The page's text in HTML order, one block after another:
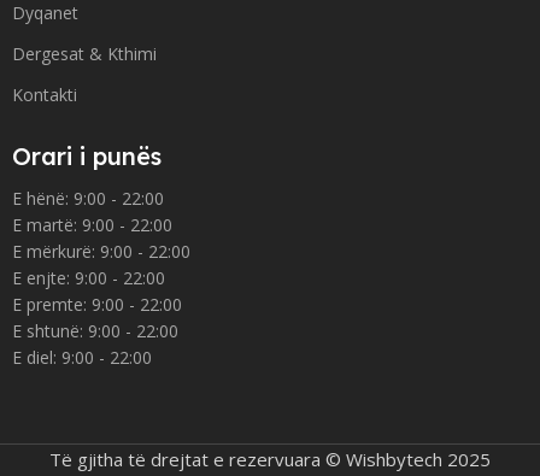
Dyqanet
Dergesat & Kthimi
Kontakti
Orari i punës
E hënë: 9:00 - 22:00
E martë: 9:00 - 22:00
E mërkurë: 9:00 - 22:00
E enjte: 9:00 - 22:00
E premte: 9:00 - 22:00
E shtunë: 9:00 - 22:00
E diel: 9:00 - 22:00
Të gjitha të drejtat e rezervuara © Wishbytech 2025